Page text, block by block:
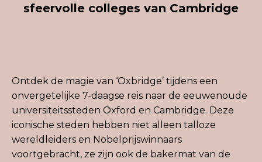
sfeervolle colleges van Cambridge
Ontdek de magie van ‘Oxbridge’ tijdens een
onvergetelijke 7-daagse reis naar de eeuwenoude
universiteitssteden Oxford en Cambridge. Deze
iconische steden hebben niet alleen talloze
wereldleiders en Nobelprijswinnaars
voortgebracht, ze zijn ook de bakermat van de